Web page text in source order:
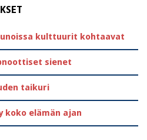
runoissa kulttuurit kohtaavat
sienet
taikuri
koko elämän ajan